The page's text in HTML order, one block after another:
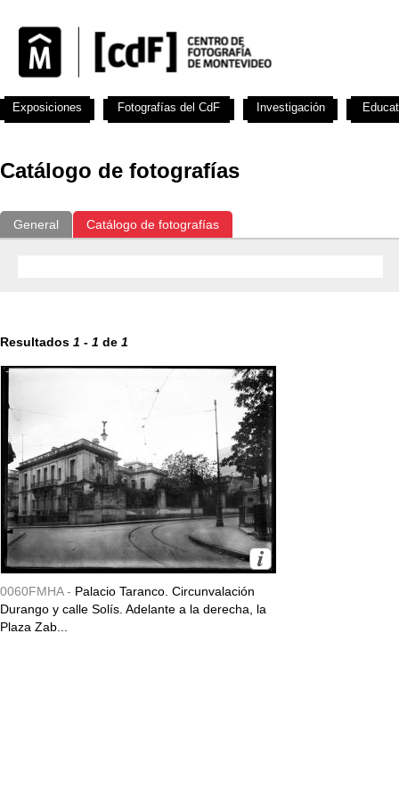
Catálogo de fotografías
General Catálogo de fotografías
Resultados 1 - 1 de 1
0060FMHA - Palacio Taranco. Circunvalación
Durango y calle Solís. Adelante a la derecha, la
Plaza Zab...
Exposiciones Fotografías del CdF Investigación